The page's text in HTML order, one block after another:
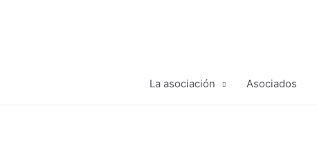
La asociación Asociados